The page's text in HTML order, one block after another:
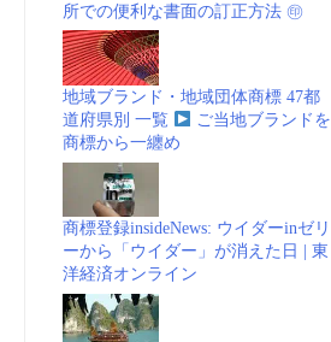
所での便利な書面の訂正方法 ㊞
地域ブランド・地域団体商標 47都
道府県別 一覧
ご当地ブランドを
商標から一纏め
商標登録insideNews: ウイダーinゼリ
ーから「ウイダー」が消えた日 | 東
洋経済オンライン